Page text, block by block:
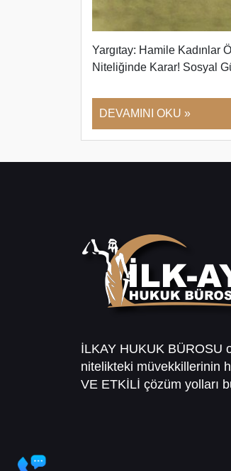
Yargıtay: Hamile Kadınlar
Niteliğinde Karar! Sosyal
DEVAMINI OKU »
İLKAY HUKUK BÜROSU
nitelikteki müvekkillerinin
VE ETKİLİ çözüm yolları